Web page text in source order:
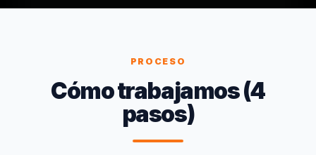
PROCESO
Cómo trabajamos (4
pasos)